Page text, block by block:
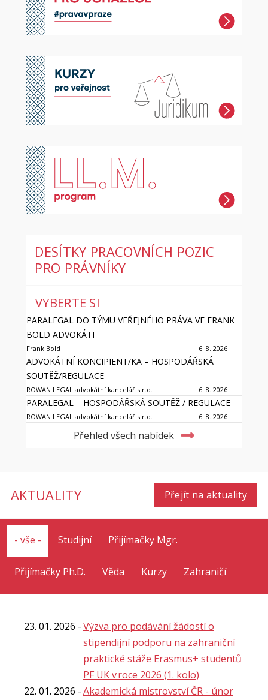
DESÍTKY PRACOVNÍCH POZIC
PRO PRÁVNÍKY
VYBERTE SI
PARALEGAL DO TÝMU VEŘEJNÉHO PRÁVA VE FRANK
BOLD ADVOKÁTI
Frank Bold 6. 8. 2026
ADVOKÁTNÍ KONCIPIENT/KA – HOSPODÁŘSKÁ
SOUTĚŽ/REGULACE
ROWAN LEGAL advokátní kancelář s.r.o. 6. 8. 2026
PARALEGAL – HOSPODÁŘSKÁ SOUTĚŽ / REGULACE
ROWAN LEGAL advokátní kancelář s.r.o. 6. 8. 2026
Přehled všech nabídek
AKTUALITY Přejít na aktuality
- vše - Studijní Přijímačky Mgr.
Přijímačky Ph.D. Věda Kurzy Zahraničí
23. 01. 2026
Výzva pro podávání žádostí o
stipendijní podporu na zahraniční
praktické stáže Erasmus+ studentů
PF UK v roce 2026 (1. kolo)
22. 01. 2026
Akademická mistrovství ČR - únor